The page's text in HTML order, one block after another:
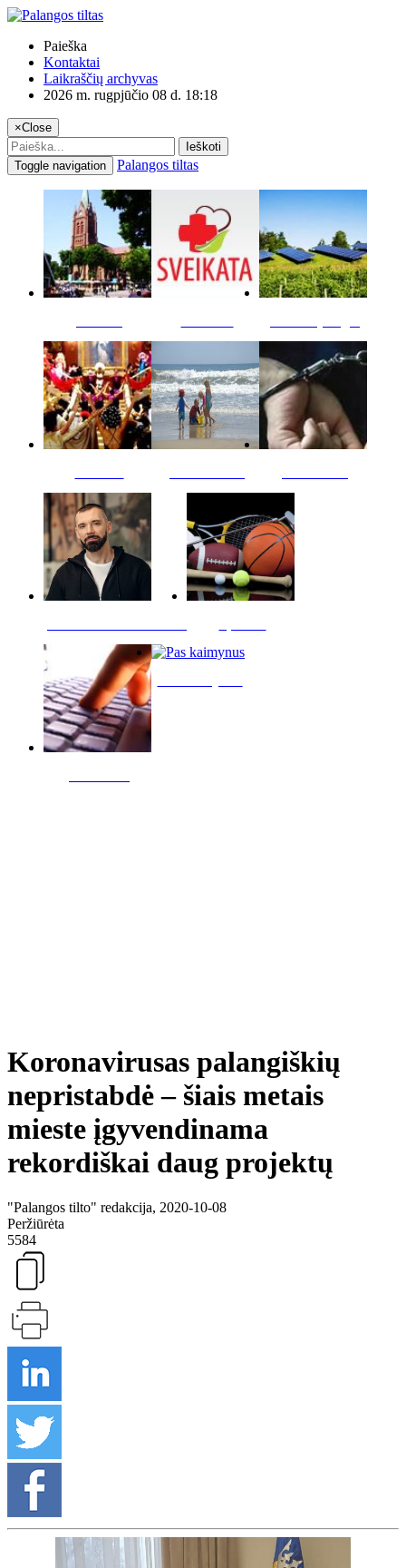
Paieška
Kontaktai
Laikraščių archyvas
2026 m. rugpjūčio 08 d. 18:18
×Close
Ieškoti
Toggle navigation
Palangos tiltas
Koronavirusas palangiškių
nepristabdė – šiais metais
mieste įgyvendinama
rekordiškai daug projektų
"Palangos tilto" redakcija, 2020-10-08
Peržiūrėta
5584